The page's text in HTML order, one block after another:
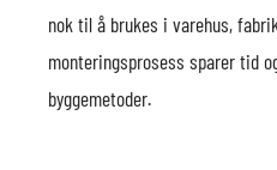
nok til å brukes i varehus,
monteringsprosess sparer tid
byggemetoder.